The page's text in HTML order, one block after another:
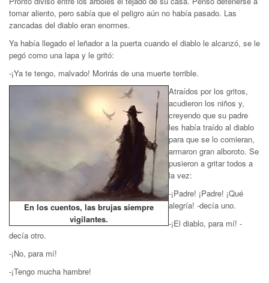
tomar aliento, pero sabía que el peligro aún no había pasado. Las
zancadas del diablo eran enormes.
Ya había llegado el leñador a la puerta cuando el diablo le alcanzó, se le
pegó como una lapa y le gritó:
-¡Ya te tengo, malvado! Morirás de una muerte terrible.
En los cuentos, las brujas siempre
vigilantes.
Atraídos por los gritos,
acudieron los niños y,
creyendo que su padre
les había traído al diablo
para que se lo comieran,
armaron gran alboroto. Se
pusieron a gritar todos a
la vez:
-¡Padre! ¡Padre! ¡Qué
alegría! -decía uno.
-¡El diablo, para mí! -
decía otro.
-¡No, para mí!
-¡Tengo mucha hambre!